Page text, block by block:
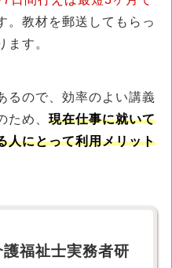
。教材を郵送してもらっ
ます。
るので、効率のよい講義
ため、 現在仕事に就いて
人にとって利用メリット
福祉士実務者研